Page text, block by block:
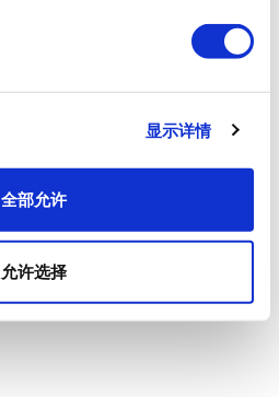
显示详情
全部允许
允许选择